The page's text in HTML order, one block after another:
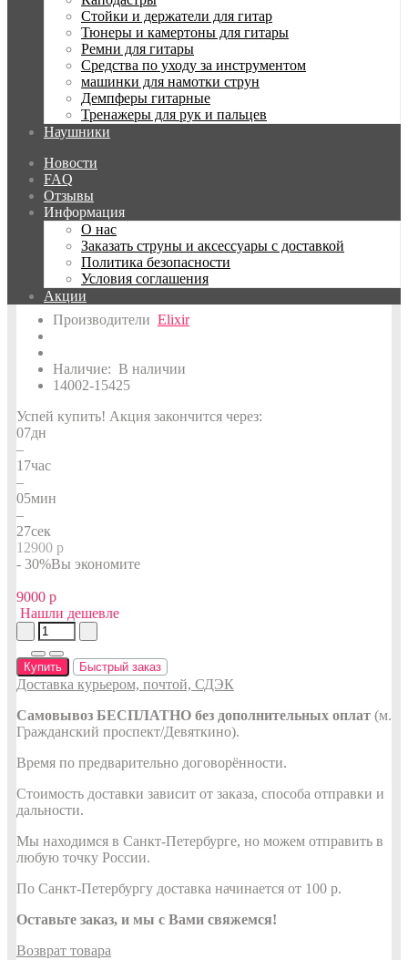
Стойки и держатели для гитар
Тюнеры и камертоны для гитары
Ремни для гитары
Средства по уходу за инструментом
машинки для намотки струн
Демпферы гитарные
Тренажеры для рук и пальцев
Наушники
Новости
FAQ
Отзывы
Информация
О нас
Заказать струны и аксессуары с доставкой
Политика безопасности
Условия соглашения
Акции
Калибр первой струны 40
Калибр последней струны 125
Материал струн
Обмотка струн
Покрытие
Производитель
Количество струн 5
Производители Elixir
Наличие: В наличии
14002-15425
Успей купить! Акция закончится через:
07дн
–
17час
–
05мин
–
26сек
12900 р
- 30%Вы экономите
9000 р
Нашли дешевле
Купить Быстрый заказ
Доставка курьером, почтой, СДЭК
Самовывоз БЕСПЛАТНО без дополнительных оплат (м.
Гражданский проспект/Девяткино).
Время по предварительно договорённости.
Стоимость доставки зависит от заказа, способа отправки и
дальности.
Мы находимся в Санкт-Петербурге, но можем отправить в
любую точку России.
По Санкт-Петербургу доставка начинается от 100 р.
Оставьте заказ, и мы с Вами свяжемся!
Возврат товара